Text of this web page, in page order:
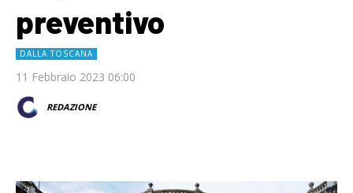
preventivo
DALLA TOSCANA
11 Febbraio 2023 06:00
REDAZIONE